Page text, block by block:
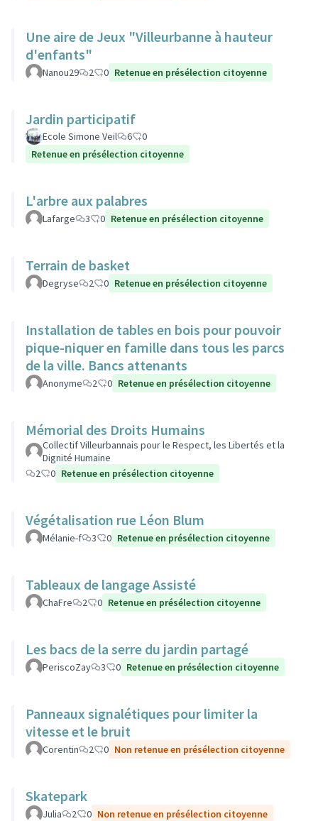
Une aire de Jeux "Villeurbanne à hauteur
d'enfants"
Nanou29 2 0 Retenue en présélection citoyenne
Jardin participatif
Ecole Simone Veil 6
0
Retenue en présélection citoyenne
L'arbre aux palabres
Lafarge 3 0 Retenue en présélection citoyenne
Terrain de basket
Degryse 2 0 Retenue en présélection citoyenne
Installation de tables en bois pour pouvoir
pique-niquer en famille dans tous les parcs
de la ville. Bancs attenants
Anonyme 2 0 Retenue en présélection citoyenne
Mémorial des Droits Humains
Collectif Villeurbannais pour le Respect, les Libertés et la
Dignité Humaine
2
0 Retenue en présélection citoyenne
Végétalisation rue Léon Blum
Mélanie-f 3 0 Retenue en présélection citoyenne
Tableaux de langage Assisté
ChaFre 2 0 Retenue en présélection citoyenne
Les bacs de la serre du jardin partagé
PeriscoZay 3 0 Retenue en présélection citoyenne
Panneaux signalétiques pour limiter la
vitesse et le bruit
Corentin 2 0 Non retenue en présélection citoyenne
Skatepark
Julia 2 0 Non retenue en présélection citoyenne